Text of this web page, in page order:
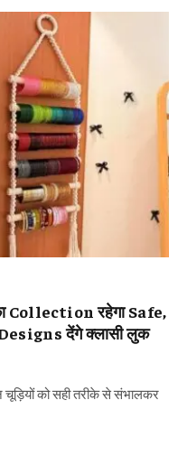
Collection रहेगा Safe,
देंगे क्लासी लुक
चूड़ियों को सही तरीके से संभालकर